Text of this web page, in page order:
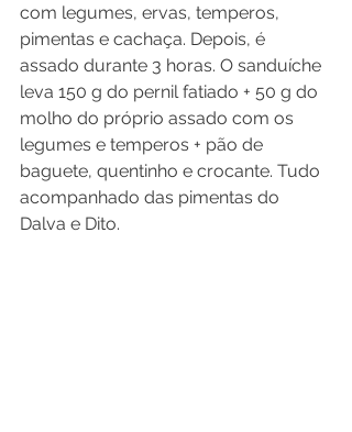
com legumes, ervas, temperos,
pimentas e cachaça. Depois, é
assado durante 3 horas. O sanduíche
leva 150 g do pernil fatiado + 50 g do
molho do próprio assado com os
legumes e temperos + pão de
baguete, quentinho e crocante. Tudo
acompanhado das pimentas do
Dalva e Dito.